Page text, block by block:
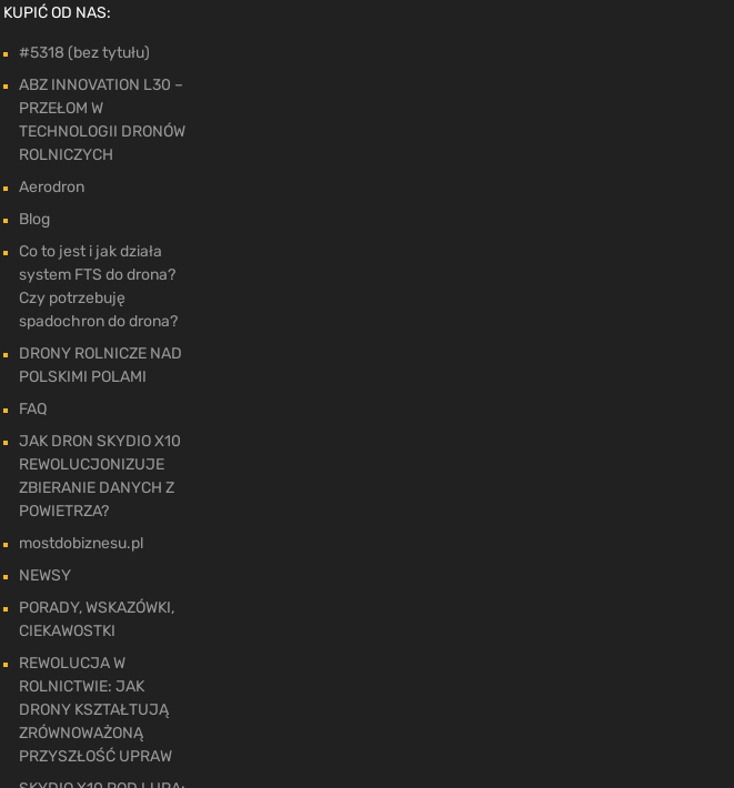
KUPIĆ OD NAS:
#5318 (bez tytułu)
ABZ INNOVATION L30 –
PRZEŁOM W
TECHNOLOGII DRONÓW
ROLNICZYCH
Aerodron
Blog
Co to jest i jak działa
system FTS do drona?
Czy potrzebuję
spadochron do drona?
DRONY ROLNICZE NAD
POLSKIMI POLAMI
FAQ
JAK DRON SKYDIO X10
REWOLUCJONIZUJE
ZBIERANIE DANYCH Z
POWIETRZA?
mostdobiznesu.pl
NEWSY
PORADY, WSKAZÓWKI,
CIEKAWOSTKI
REWOLUCJA W
ROLNICTWIE: JAK
DRONY KSZTAŁTUJĄ
ZRÓWNOWAŻONĄ
PRZYSZŁOŚĆ UPRAW